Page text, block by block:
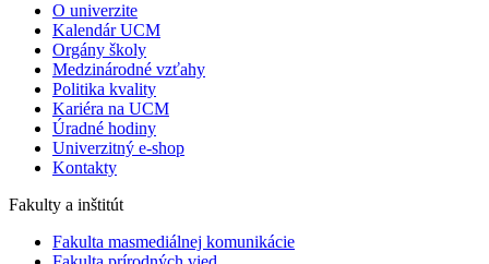
O univerzite
Kalendár UCM
Orgány školy
Medzinárodné vzťahy
Politika kvality
Kariéra na UCM
Úradné hodiny
Univerzitný e-shop
Kontakty
Fakulty a inštitút
Fakulta masmediálnej komunikácie